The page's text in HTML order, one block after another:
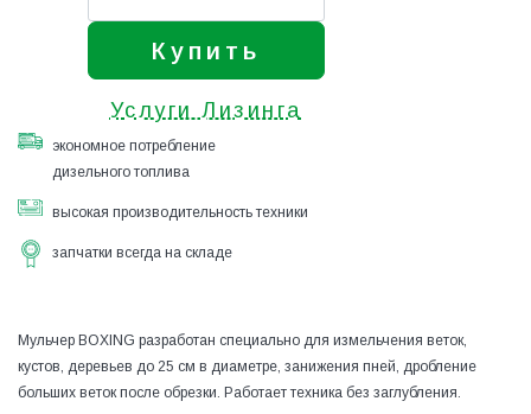
Купить
Услуги Лизинга
экономное потребление
дизельного топлива
высокая производительность техники
запчатки всегда на складе
Мульчер BOXING разработан специально для измельчения веток,
кустов, деревьев до 25 см в диаметре, занижения пней, дробление
больших веток после обрезки. Работает техника без заглубления.